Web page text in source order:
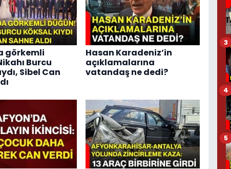
görkemli
Burcu
Sibel Can
Hasan Karadeniz’in
açıklamalarına
vatandaş ne dedi?
3
4
5